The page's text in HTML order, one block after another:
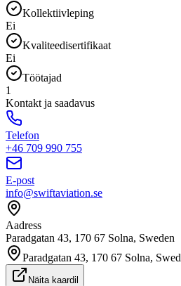
Kollektiivleping
Ei
Kvaliteedisertifikaat
Ei
Töötajad
1
Kontakt ja saadavus
Telefon
+46 709 990 755
E-post
info@swiftaviation.se
Aadress
Paradgatan 43, 170 67 Solna, Sweden
Paradgatan 43, 170 67 Solna,
Näita kaardil